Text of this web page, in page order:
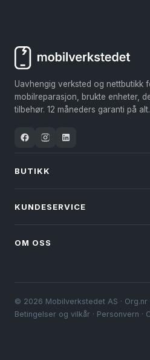
kan
produktsiden
Uavhengig verksted og nettbutikk
mobilreparasjon, brukte enheter,
tilbehør. 12 måneders garanti på alt.
BUTIKK
KUNDESERVICE
OM OSS
© 2026 Mobilverkstedet AS · Org.nr
Betingelser og vilkår · Personvern ·